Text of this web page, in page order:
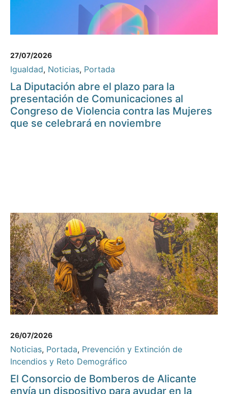
27/07/2026
Igualdad, Noticias, Portada
La Diputación abre el plazo para la
presentación de Comunicaciones al
Congreso de Violencia contra las Mujeres
que se celebrará en noviembre
26/07/2026
Noticias, Portada, Prevención y Extinción de
Incendios y Reto Demográfico
El Consorcio de Bomberos de Alicante
envía un dispositivo para ayudar en la